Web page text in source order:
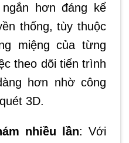
hơn đáng kể
thống, tùy thuộc
miệng của từng
theo dõi tiến trình
hơn nhờ công
3D.
nhiều lần: Với